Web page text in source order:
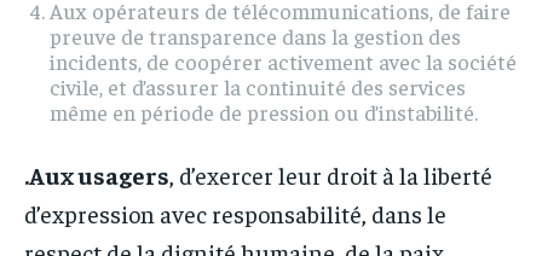
Aux opérateurs de télécommunications, de faire
preuve de transparence dans la gestion des
incidents, de coopérer activement avec la société
civile, et d’assurer la continuité des services
même en période de pression ou d’instabilité.
.Aux usagers, d’exercer leur droit à la liberté
d’expression avec responsabilité, dans le